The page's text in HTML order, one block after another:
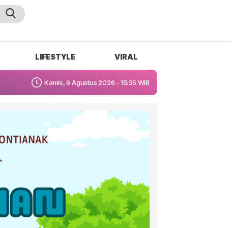
LIFESTYLE VIRAL
Kamis, 6 Agustus 2026 - 15:35 WIB